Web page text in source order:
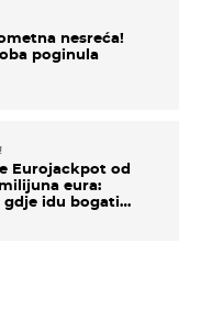
nesreća!
poginula
Eurojackpot od
eura:
gdje idu bogati